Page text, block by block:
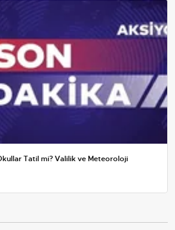
Tatil mi? Valilik ve Meteoroloji